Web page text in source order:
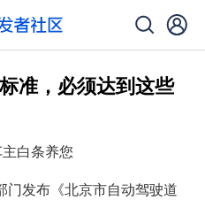
准，必须达到这些
白条养您
门发布《北京市自动驾驶道